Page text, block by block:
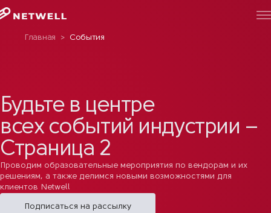
Главная > События
Будьте в центре
всех событий индустрии –
Страница 2
Проводим образовательные мероприятия по вендорам и их
решениям, а также делимся новыми возможностями для
клиентов Netwell
Подписаться на рассылку